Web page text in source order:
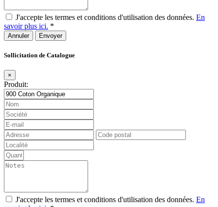
J'accepte les termes et conditions d'utilisation des données. En
savoir plus ici. *
Annuler
Sollicitation de Catalogue
×
Produit:
J'accepte les termes et conditions d'utilisation des données. En